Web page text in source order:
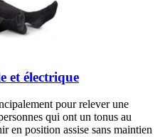
et électrique
pour relever une
qui ont un tonus au
en position assise sans maintien